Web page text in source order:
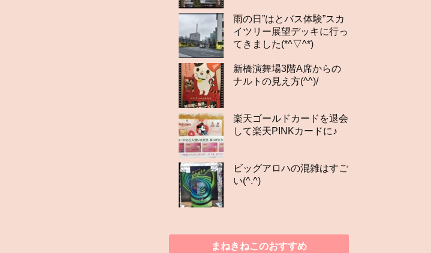
雨の日”はとバス体験”スカ
イツリー展望デッキに行っ
てきました(*^▽^*)
新橋演舞場3階A席からの
ナルトの見え方(^^)/
楽天ゴールドカードを退会
して楽天PINKカードに♪
ビッグアロハの混雑はすご
い(^.^)
まねきねこのおすすめ